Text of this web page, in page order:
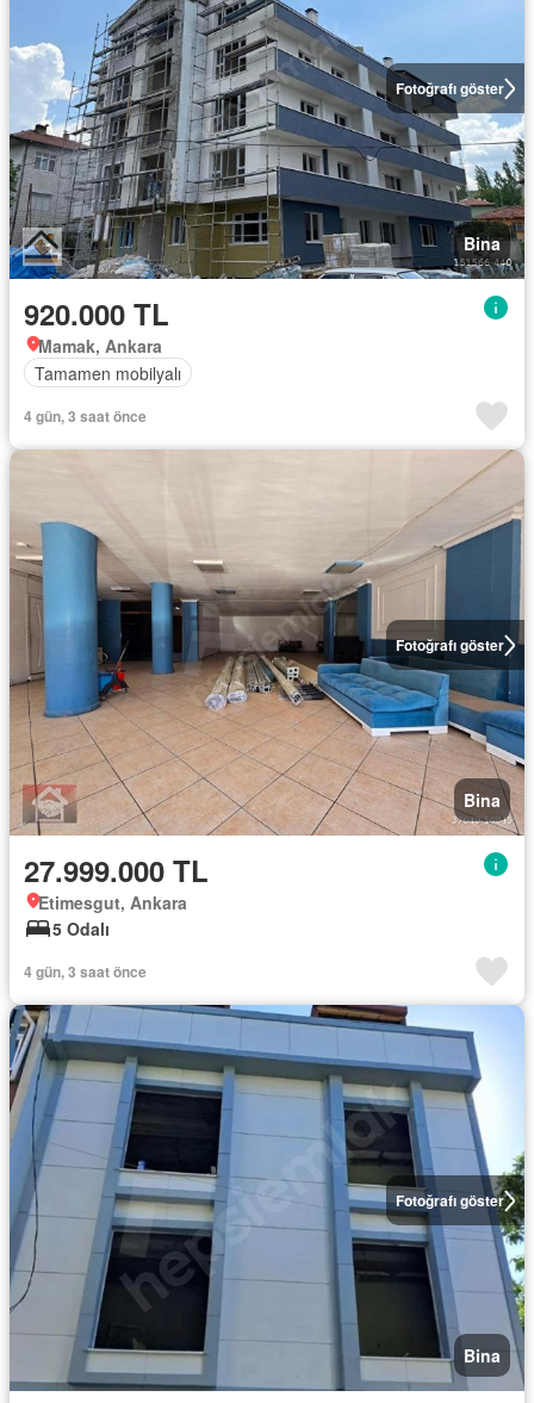
Fotoğrafı göster
Bina
920.000 TL
Mamak, Ankara
Tamamen mobilyalı
4 gün, 3 saat önce
Fotoğrafı göster
Bina
27.999.000 TL
Etimesgut, Ankara
5 Odalı
4 gün, 3 saat önce
Fotoğrafı göster
Bina